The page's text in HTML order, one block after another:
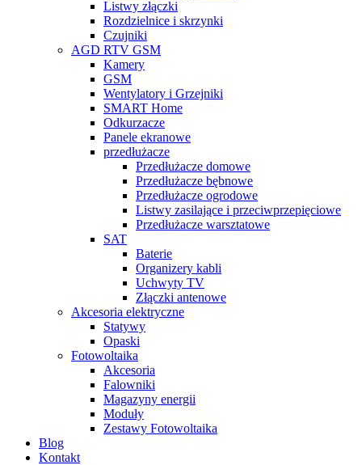
Listwy złączki
Rozdzielnice i skrzynki
Czujniki
AGD RTV GSM
Kamery
GSM
Wentylatory i Grzejniki
SMART Home
Odkurzacze
Panele ekranowe
przedłużacze
Przedłużacze domowe
Przedłużacze bębnowe
Przedłużacze ogrodowe
Listwy zasilające i przeciwprzepięciowe
Przedłużacze warsztatowe
SAT
Baterie
Organizery kabli
Uchwyty TV
Złączki antenowe
Akcesoria elektryczne
Statywy
Opaski
Fotowoltaika
Akcesoria
Falowniki
Magazyny energii
Moduły
Zestawy Fotowoltaika
Blog
Kontakt